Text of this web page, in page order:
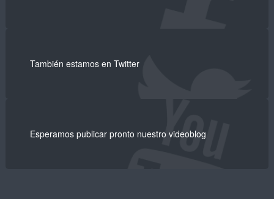
También estamos en Twitter
Esperamos publicar pronto nuestro videoblog